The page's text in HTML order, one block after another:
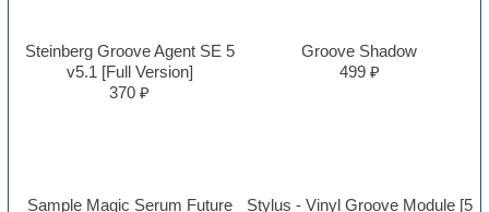
Steinberg Groove Agent SE 5
v5.1 [Full Version]
370 ₽
Groove Shadow
499 ₽
Sample Magic Serum Future
Stylus - Vinyl Groove Module [5